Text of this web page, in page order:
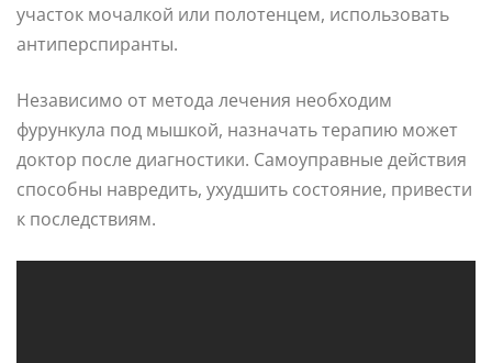
участок мочалкой или полотенцем, использовать
антиперспиранты.
Независимо от метода лечения необходим
фурункула под мышкой, назначать терапию может
доктор после диагностики. Самоуправные действия
способны навредить, ухудшить состояние, привести
к последствиям.